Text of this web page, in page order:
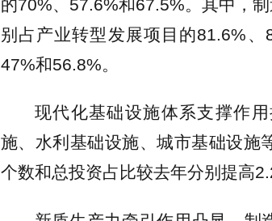
的70%、57.6%和67.5%。其中，
别占产业转型发展项目的81.6%、
47%和56.8%。
现代化基础设施体系支撑作
施、水利基础设施、城市基础设施
个数和总投资占比较去年分别提高